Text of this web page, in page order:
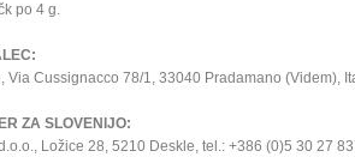
po 4 g.
Via Cussignacco 78/1, 33040 Pradamano (Videm),
ZA SLOVENIJO:
Ložice 28, 5210 Deskle, tel.: +386 (0)5 30 27